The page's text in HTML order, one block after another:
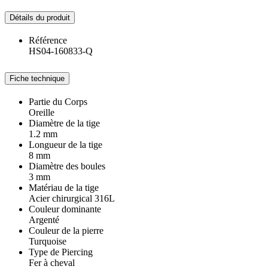
Détails du produit
Référence
HS04-160833-Q
Fiche technique
Partie du Corps
Oreille
Diamètre de la tige
1.2 mm
Longueur de la tige
8 mm
Diamètre des boules
3 mm
Matériau de la tige
Acier chirurgical 316L
Couleur dominante
Argenté
Couleur de la pierre
Turquoise
Type de Piercing
Fer à cheval